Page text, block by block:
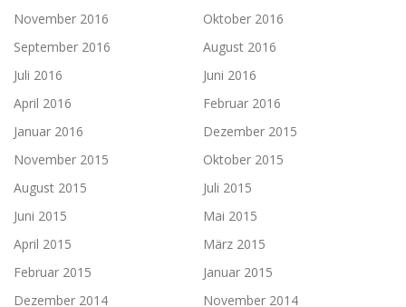
November 2016
Oktober 2016
September 2016
August 2016
Juli 2016
Juni 2016
April 2016
Februar 2016
Januar 2016
Dezember 2015
November 2015
Oktober 2015
August 2015
Juli 2015
Juni 2015
Mai 2015
April 2015
März 2015
Februar 2015
Januar 2015
Dezember 2014
November 2014